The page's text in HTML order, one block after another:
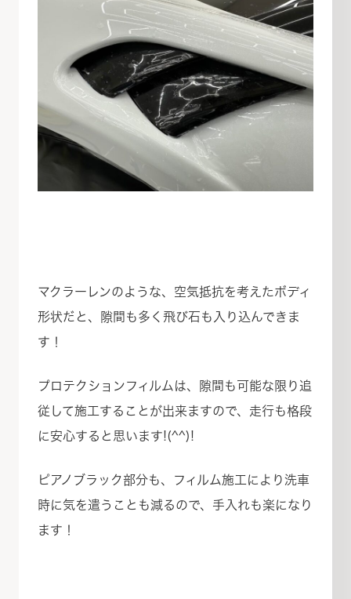
マクラーレンのような、空気抵抗を考えたボディ
形状だと、隙間も多く飛び石も入り込んできま
す！
プロテクションフィルムは、隙間も可能な限り追
従して施工することが出来ますので、走行も格段
に安心すると思います!(^^)!
ピアノブラック部分も、フィルム施工により洗車
時に気を遣うことも減るので、手入れも楽になり
ます！